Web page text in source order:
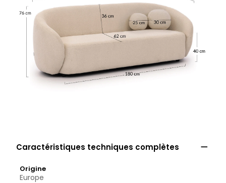
Caractéristiques techniques complètes 
Origine
Europe